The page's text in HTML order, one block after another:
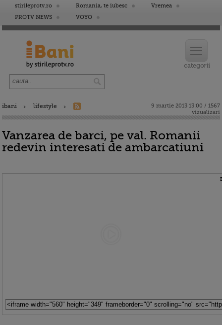
stirileprotv.ro Romania, te iubesc
Vremea
PROTV NEWS
VOYO
ibani lifestyle
9 martie 2013 13:00 / 1567
vizualizari
Vanzarea de barci, pe val. Romanii
redevin interesati de ambarcatiuni